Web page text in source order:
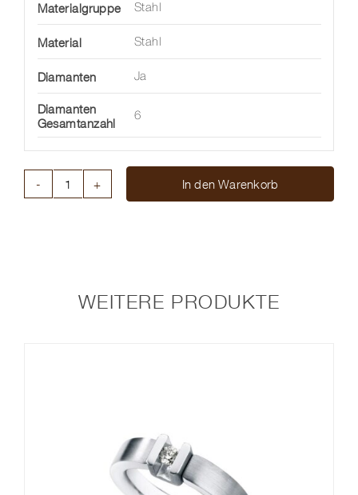
Materialgruppe Stahl
Material Stahl
Diamanten Ja
Diamanten
Gesamtanzahl
6
In den Warenkorb
WEITERE PRODUKTE